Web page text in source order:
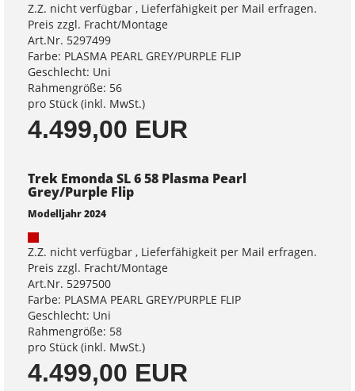
Z.Z. nicht verfügbar , Lieferfähigkeit per Mail erfragen.
Preis zzgl. Fracht/Montage
Art.Nr. 5297499
Farbe: PLASMA PEARL GREY/PURPLE FLIP
Geschlecht: Uni
Rahmengröße: 56
pro Stück (inkl. MwSt.)
4.499,00 EUR
Trek Emonda SL 6 58 Plasma Pearl
Grey/Purple Flip
Modelljahr 2024
Z.Z. nicht verfügbar , Lieferfähigkeit per Mail erfragen.
Preis zzgl. Fracht/Montage
Art.Nr. 5297500
Farbe: PLASMA PEARL GREY/PURPLE FLIP
Geschlecht: Uni
Rahmengröße: 58
pro Stück (inkl. MwSt.)
4.499,00 EUR